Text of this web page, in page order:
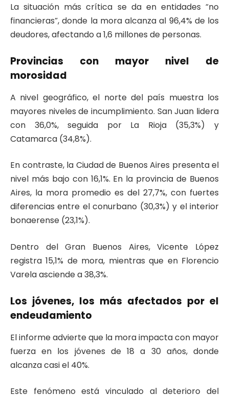
La situación más crítica se da en entidades “no
financieras”, donde la mora alcanza al 96,4% de los
deudores, afectando a 1,6 millones de personas.
Provincias con mayor nivel de
morosidad
A nivel geográfico, el norte del país muestra los
mayores niveles de incumplimiento. San Juan lidera
con 36,0%, seguida por La Rioja (35,3%) y
Catamarca (34,8%).
En contraste, la Ciudad de Buenos Aires presenta el
nivel más bajo con 16,1%. En la provincia de Buenos
Aires, la mora promedio es del 27,7%, con fuertes
diferencias entre el conurbano (30,3%) y el interior
bonaerense (23,1%).
Dentro del Gran Buenos Aires, Vicente López
registra 15,1% de mora, mientras que en Florencio
Varela asciende a 38,3%.
Los jóvenes, los más afectados por el
endeudamiento
El informe advierte que la mora impacta con mayor
fuerza en los jóvenes de 18 a 30 años, donde
alcanza casi el 40%.
Este fenómeno está vinculado al deterioro del